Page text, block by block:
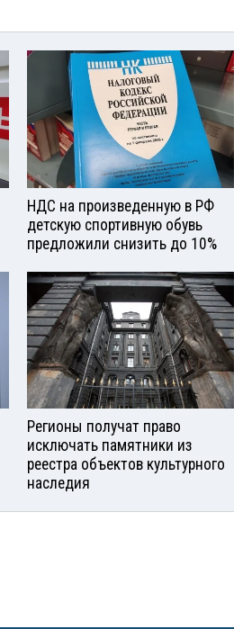
НДС на произведенную в РФ
детскую спортивную обувь
предложили снизить до 10%
Регионы получат право
исключать памятники из
реестра объектов культурного
наследия